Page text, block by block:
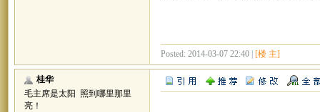
Posted: 2014-03-07 22:40 | [楼 主]
桂华
毛主席是太阳 照到哪里那里
亮！